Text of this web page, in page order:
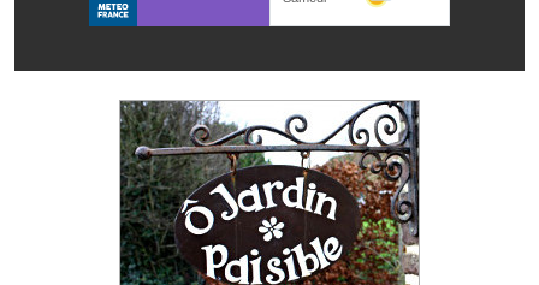
Le village dans l'intercommunalité
Autres groupements
Les réseaux partenaires
L'association des maires
L'office de tourisme